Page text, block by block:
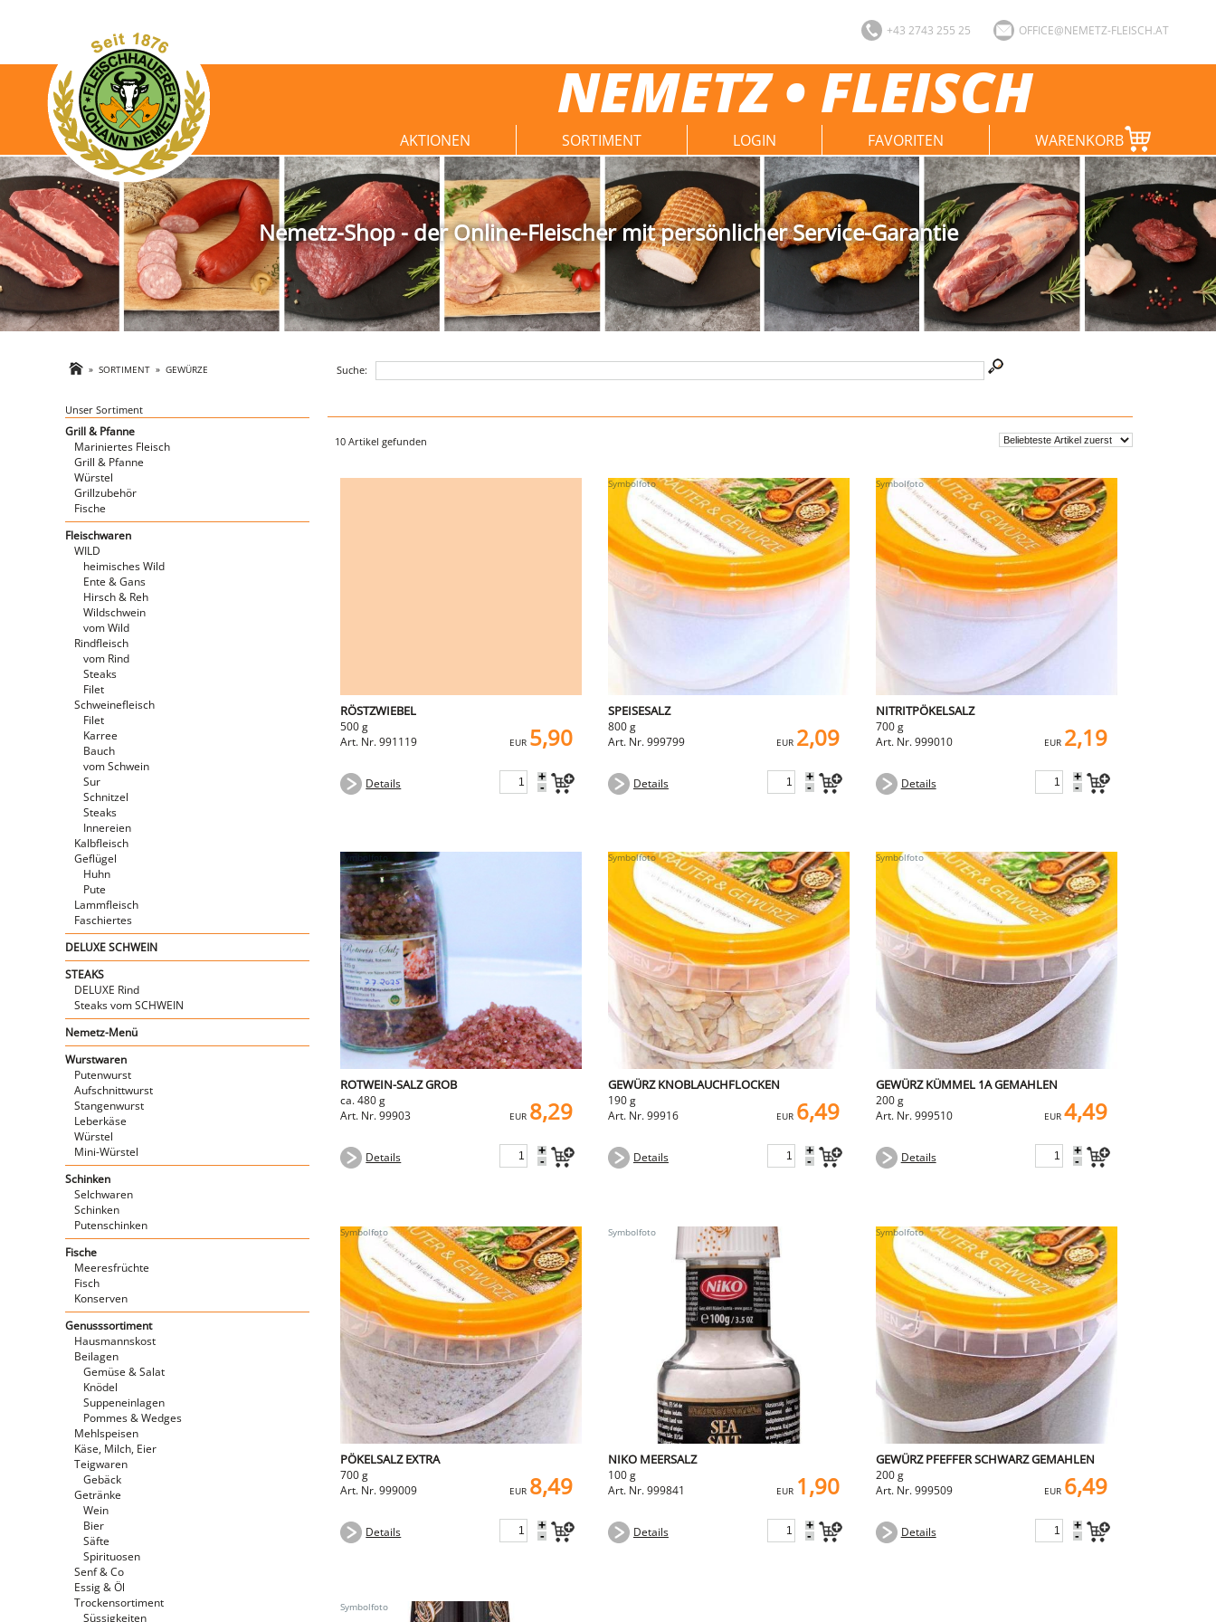
NEMETZ • FLEISCH
+43 2743 255 25 OFFICE@NEMETZ-FLEISCH.AT
AKTIONEN SORTIMENT LOGIN FAVORITEN WARENKORB
Nemetz-Shop - der Online-Fleischer mit persönlicher Service-Garantie
»SORTIMENT »GEWÜRZE Suche:
Unser Sortiment
Grill & Pfanne
Mariniertes Fleisch
Grill & Pfanne
Würstel
Grillzubehör
Fische
Fleischwaren
WILD
heimisches Wild
Ente & Gans
Hirsch & Reh
Wildschwein
vom Wild
Rindfleisch
vom Rind
Steaks
Filet
Schweinefleisch
Filet
Karree
Bauch
vom Schwein
Sur
Schnitzel
Steaks
Innereien
Kalbfleisch
Geflügel
Huhn
Pute
Lammfleisch
Faschiertes
DELUXE SCHWEIN
STEAKS
DELUXE Rind
Steaks vom SCHWEIN
Nemetz-Menü
Wurstwaren
Putenwurst
Aufschnittwurst
Stangenwurst
Leberkäse
Würstel
Mini-Würstel
Schinken
Selchwaren
Schinken
Putenschinken
Fische
Meeresfrüchte
Fisch
Konserven
Genusssortiment
Hausmannskost
Beilagen
Gemüse & Salat
Knödel
Suppeneinlagen
Pommes & Wedges
Mehlspeisen
Käse, Milch, Eier
Teigwaren
Gebäck
Getränke
Wein
Bier
Säfte
Spirituosen
Senf & Co
Essig & Öl
Trockensortiment
Süssigkeiten
10 Artikel gefunden
RÖSTZWIEBEL
500 g
Art. Nr. 991119
EUR 5,90
Details +
-
SPEISESALZ
800 g
Art. Nr. 999799
EUR 2,09
Details +
-
NITRITPÖKELSALZ
700 g
Art. Nr. 999010
EUR 2,19
Details +
-
ROTWEIN-SALZ GROB
ca. 480 g
Art. Nr. 99903
EUR 8,29
Details +
-
GEWÜRZ KNOBLAUCHFLOCKEN
190 g
Art. Nr. 99916
EUR 6,49
Details +
-
GEWÜRZ KÜMMEL 1A GEMAHLEN
200 g
Art. Nr. 999510
EUR 4,49
Details +
-
PÖKELSALZ EXTRA
700 g
Art. Nr. 999009
EUR 8,49
Details +
-
NIKO MEERSALZ
100 g
Art. Nr. 999841
EUR 1,90
Details +
-
GEWÜRZ PFEFFER SCHWARZ GEMAHLEN
200 g
Art. Nr. 999509
EUR 6,49
Details +
-